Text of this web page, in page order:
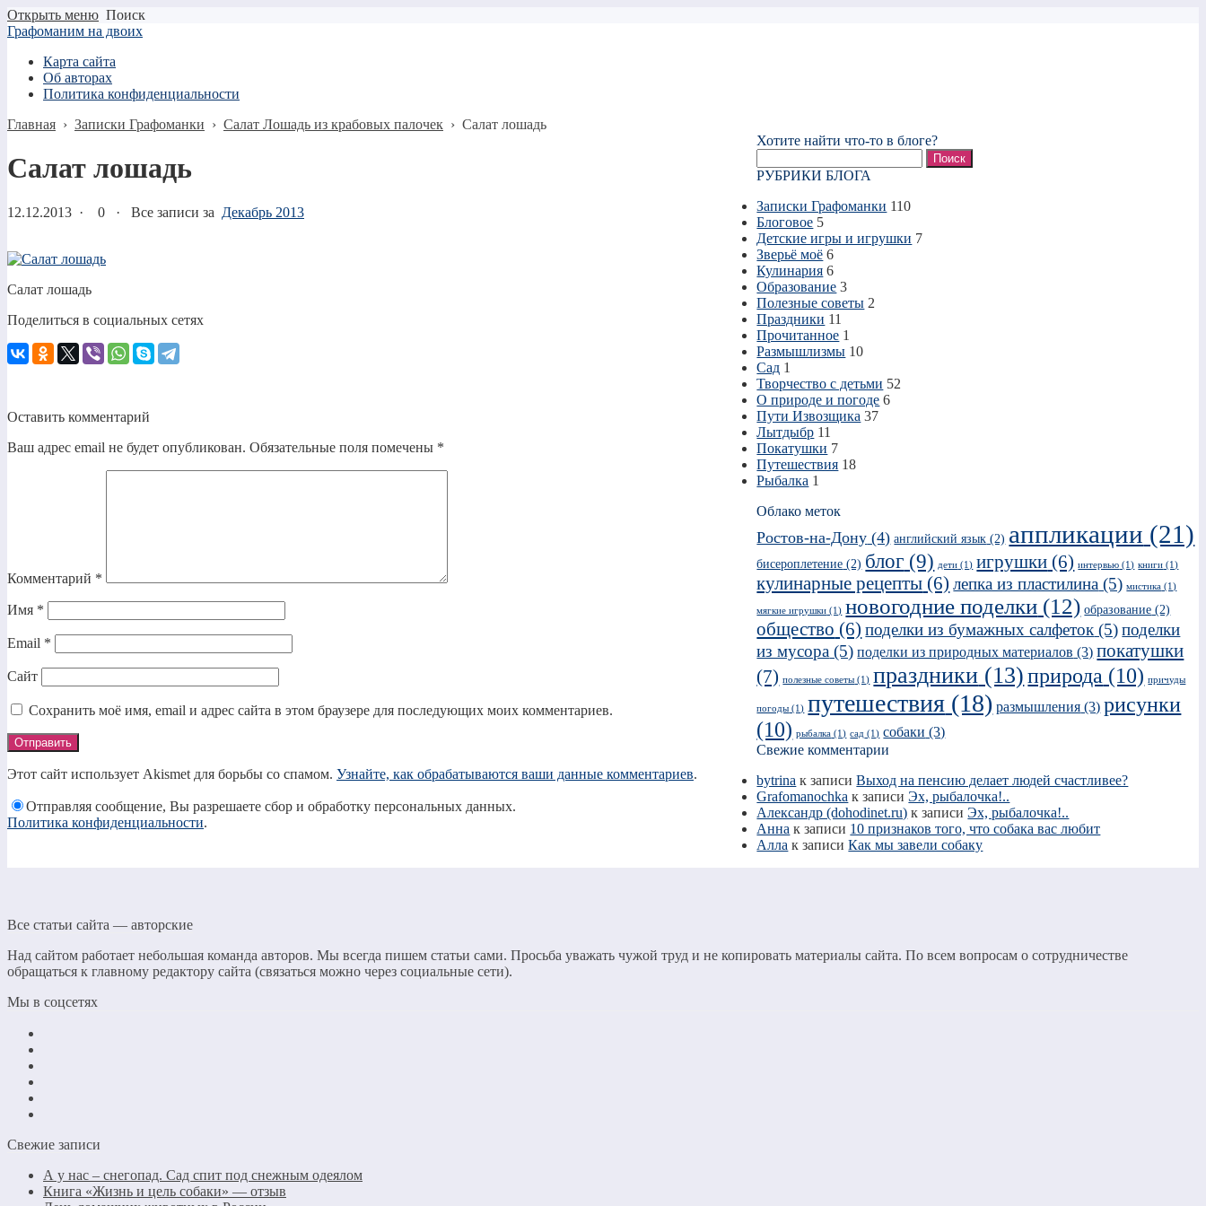
Открыть меню Поиск
Графоманим на двоих
Карта сайта
Об авторах
Политика конфиденциальности
Главная › Записки Графоманки › Салат Лошадь из крабовых палочек › Салат лошадь
Салат лошадь
12.12.2013 · 0 · Все записи за Декабрь 2013
Салат лошадь
Поделиться в социальных сетях
Оставить комментарий
Ваш адрес email не будет опубликован. Обязательные поля помечены *
Комментарий *
Имя *
Email *
Сайт
Сохранить моё имя, email и адрес сайта в этом браузере для последующих моих комментариев.
Этот сайт использует Akismet для борьбы со спамом. Узнайте, как обрабатываются ваши данные комментариев.
Отправляя сообщение, Вы разрешаете сбор и обработку персональных данных.
Политика конфиденциальности.
Хотите найти что-то в блоге?
РУБРИКИ БЛОГА
Записки Графоманки 110
Блоговое 5
Детские игры и игрушки 7
Зверьё моё 6
Кулинария 6
Образование 3
Полезные советы 2
Праздники 11
Прочитанное 1
Размышлизмы 10
Сад 1
Творчество с детьми 52
О природе и погоде 6
Пути Извозщика 37
Лытдыбр 11
Покатушки 7
Путешествия 18
Рыбалка 1
Облако меток
Ростов-на-Дону (4) английский язык (2) аппликации (21)
бисероплетение (2) блог (9) дети (1) игрушки (6) интервью (1) книги (1)
кулинарные рецепты (6) лепка из пластилина (5) мистика (1)
мягкие игрушки (1) новогодние поделки (12) образование (2)
общество (6) поделки из бумажных салфеток (5) поделки
из мусора (5) поделки из природных материалов (3) покатушки
(7) полезные советы (1) праздники (13) природа (10) причуды
погоды (1) путешествия (18) размышления (3) рисунки
(10) рыбалка (1) сад (1) собаки (3)
Свежие комментарии
bytrina к записиВыход на пенсию делает людей счастливее?
Grafomanochka к записиЭх, рыбалочка!..
Александр (dohodinet.ru) к записиЭх, рыбалочка!..
Анна к записи 10 признаков того, что собака вас любит
Алла к записиКак мы завели собаку
Все статьи сайта — авторские
Над сайтом работает небольшая команда авторов. Мы всегда пишем статьи сами. Просьба уважать чужой труд и не копировать материалы сайта. По всем вопросам о сотрудничестве
обращаться к главному редактору сайта (связаться можно через социальные сети).
Мы в соцсетях
Свежие записи
А у нас – снегопад. Сад спит под снежным одеялом
Книга «Жизнь и цель собаки» — отзыв